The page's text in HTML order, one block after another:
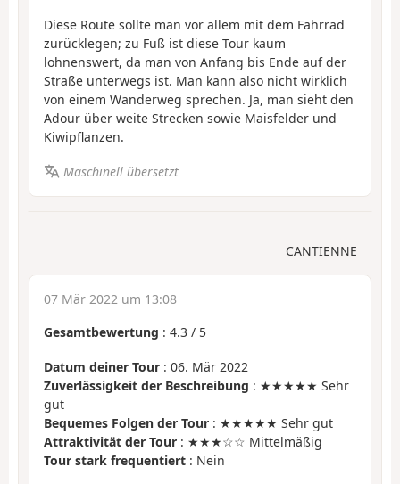
Diese Route sollte man vor allem mit dem Fahrrad
zurücklegen; zu Fuß ist diese Tour kaum
lohnenswert, da man von Anfang bis Ende auf der
Straße unterwegs ist. Man kann also nicht wirklich
von einem Wanderweg sprechen. Ja, man sieht den
Adour über weite Strecken sowie Maisfelder und
Kiwipflanzen.
Maschinell übersetzt
CANTIENNE
07 Mär 2022 um 13:08
Gesamtbewertung : 4.3 / 5
Datum deiner Tour : 06. Mär 2022
Zuverlässigkeit der Beschreibung : ★★★★★ Sehr
gut
Bequemes Folgen der Tour : ★★★★★ Sehr gut
Attraktivität der Tour : ★★★☆☆ Mittelmäßig
Tour stark frequentiert : Nein